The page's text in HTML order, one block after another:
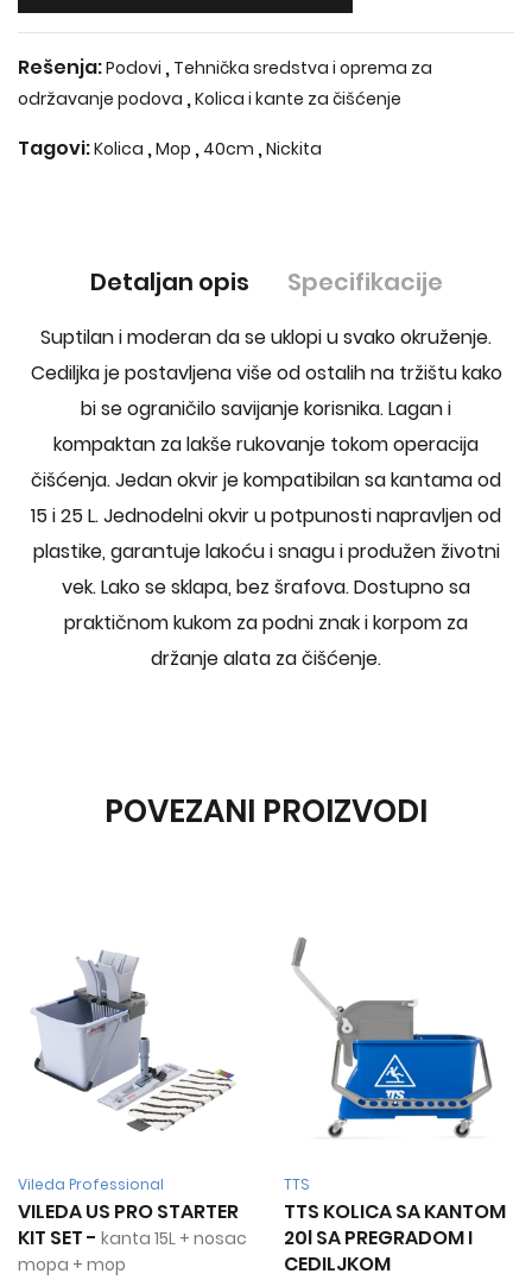
Rešenja:Podovi , Tehnička sredstva i oprema za
održavanje podova ,Kolica i kante za čišćenje
Tagovi:Kolica ,Mop , 40cm ,Nickita
Detaljan opis Specifikacije
Suptilan i moderan da se uklopi u svako okruženje.
Cediljka je postavljena više od ostalih na tržištu kako
bi se ograničilo savijanje korisnika. Lagan i
kompaktan za lakše rukovanje tokom operacija
čišćenja. Jedan okvir je kompatibilan sa kantama od
15 i 25 L. Jednodelni okvir u potpunosti napravljen od
plastike, garantuje lakoću i snagu i produžen životni
vek. Lako se sklapa, bez šrafova. Dostupno sa
praktičnom kukom za podni znak i korpom za
držanje alata za čišćenje.
POVEZANI PROIZVODI
TTS
TTS KOLICA SA KANTOM
20l SA PREGRADOM I
CEDILJKOM
TTS
TTS KOLICA NICKITA
GREEN 2X25L-TEC
CEDILJKA